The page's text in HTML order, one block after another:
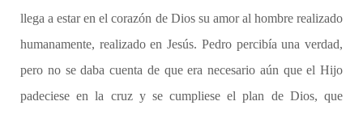
llega a estar en el corazón de Dios su amor al hombre realizado
humanamente, realizado en Jesús. Pedro percibía una verdad,
pero no se daba cuenta de que era necesario aún que el Hijo
padeciese en la cruz y se cumpliese el plan de Dios, que